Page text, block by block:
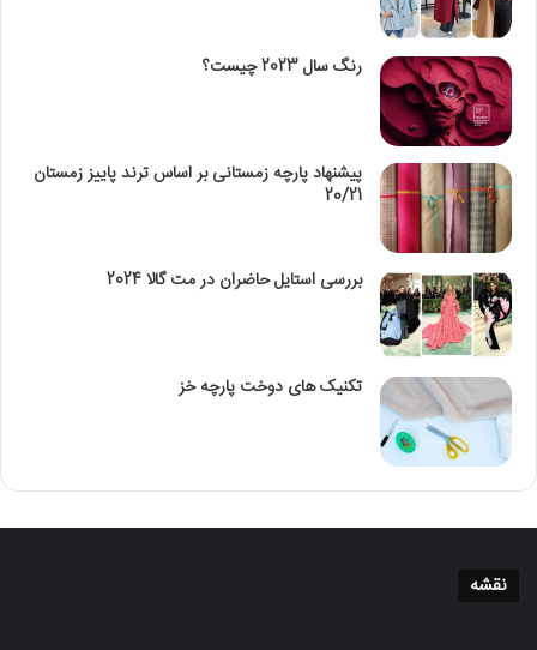
رنگ سال 2023 چیست؟
پیشنهاد پارچه زمستانی بر اساس ترند پاییز زمستان
20/21
بررسی استایل حاضران در مت گالا 2024
تکنیک‌ های دوخت پارچه خز
نقشه